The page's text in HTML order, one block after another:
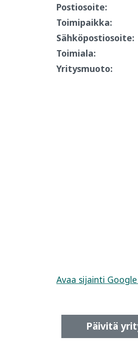
Postiosoite:
Toimipaikka:
Sähköpostiosoite:
Toimiala:
Yritysmuoto:
Avaa sijainti
Päivitä